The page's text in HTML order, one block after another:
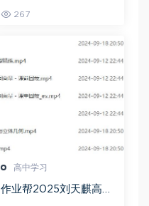
教程
267
高中学习
作业帮2025刘天麒高二